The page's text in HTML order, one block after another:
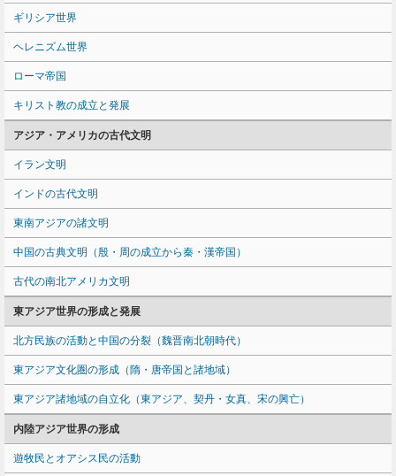
ギリシア世界
ヘレニズム世界
ローマ帝国
キリスト教の成立と発展
アジア・アメリカの古代文明
イラン文明
インドの古代文明
東南アジアの諸文明
中国の古典文明（殷・周の成立から秦・漢帝国）
古代の南北アメリカ文明
東アジア世界の形成と発展
北方民族の活動と中国の分裂（魏晋南北朝時代）
東アジア文化圏の形成（隋・唐帝国と諸地域）
東アジア諸地域の自立化（東アジア、契丹・女真、宋の興亡）
内陸アジア世界の形成
遊牧民とオアシス民の活動